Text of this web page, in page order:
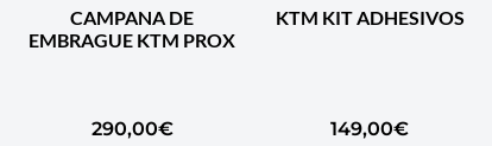
CAMPANA DE
EMBRAGUE KTM PROX
290,00€
KTM KIT ADHESIVOS
149,00€